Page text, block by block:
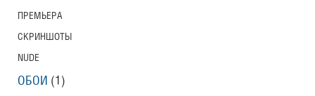
ПРЕМЬЕРА
СКРИНШОТЫ
NUDE
ОБОИ (1)